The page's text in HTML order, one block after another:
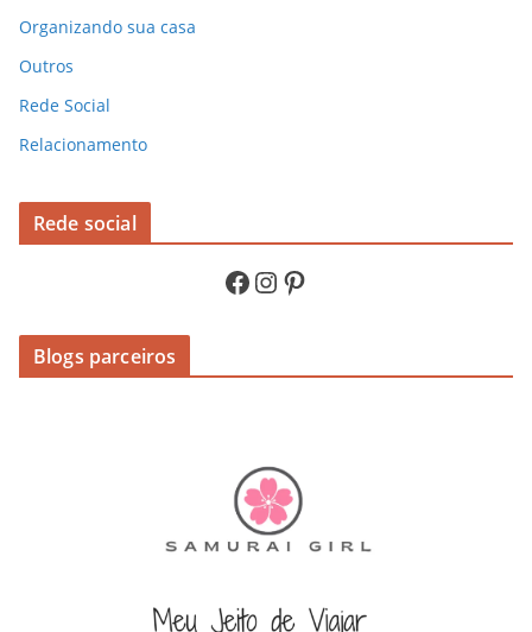
Organizando sua casa
Outros
Rede Social
Relacionamento
Rede social
Facebook InstagramPinterest
Blogs parceiros